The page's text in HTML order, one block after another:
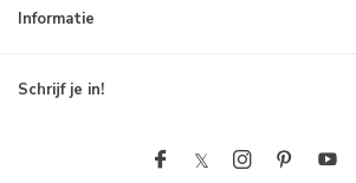
Informatie
Schrijf je in!